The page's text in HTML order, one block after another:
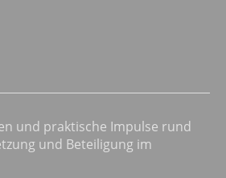
und praktische Impulse rund
und Beteiligung im